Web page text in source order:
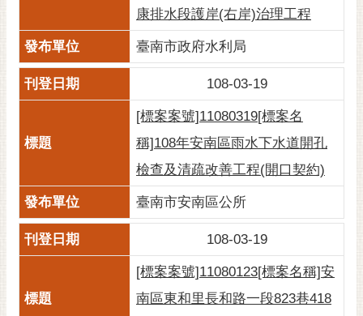
康排水段護岸(右岸)治理工程
臺南市政府水利局
108-03-19
[標案案號]11080319[標案名
稱]108年安南區雨水下水道開孔
檢查及清疏改善工程(開口契約)
臺南市安南區公所
108-03-19
[標案案號]11080123[標案名稱]安
南區東和里長和路一段823巷418